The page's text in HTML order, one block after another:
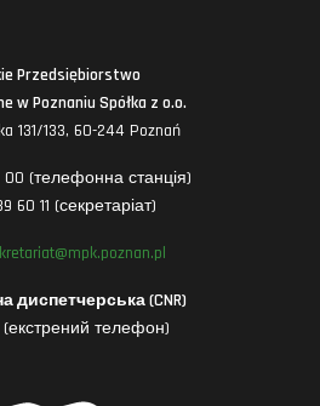
Przedsiębiorstwo
w Poznaniu Spółka z o.o.
131/133, 60-244 Poznań
00 (телефонна станція)
60 11 (секретаріат)
диспетчерська (CNR)
(екстрений телефон)